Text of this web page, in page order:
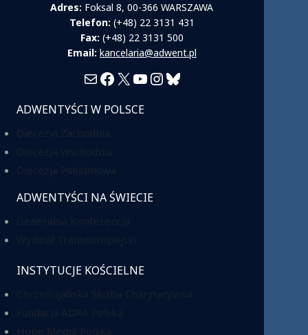
Adres: Foksal 8, 00-366 WARSZAWA
Telefon: (+48) 22 3131 431
Fax: (+48) 22 3131 500
Email: kancelaria@adwent.pl
MailFacebook
X YouTube
Instagram
Bluesky
ADWENTYŚCI W POLSCE
ADWENTYŚCI NA ŚWIECIE
INSTYTUCJE KOŚCIELNE